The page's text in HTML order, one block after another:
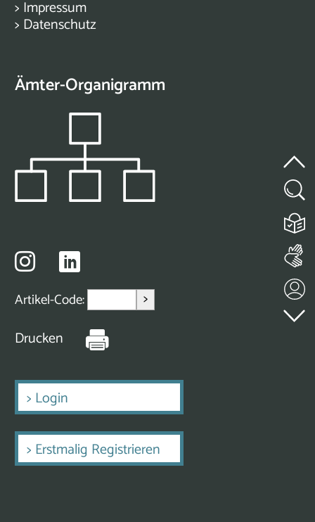
> Impressum
> Datenschutz
Ämter-Organigramm
Artikel-Code: >
Drucken
> Login
> Erstmalig Registrieren